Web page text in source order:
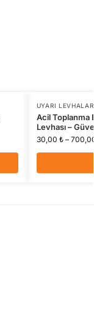
UYARI
Acil Toplanma
Levhası –
30,00 ₺ –